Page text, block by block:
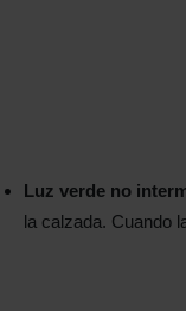
Luz verde no
la calzada. Cuando